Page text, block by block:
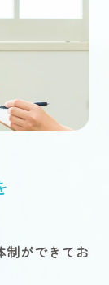
制ができてお